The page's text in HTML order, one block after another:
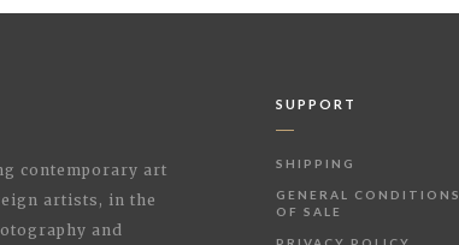
contemporary art
artists, in the
and
SUPPORT
SHIPPING
GENERAL CONDITIONS
OF SALE